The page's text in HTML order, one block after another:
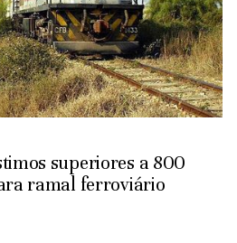
superiores a 800
ramal ferroviário